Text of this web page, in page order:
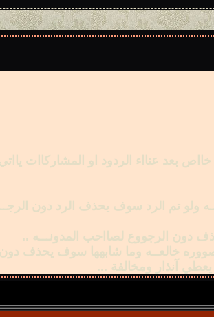
خااص بعد عنااء الردود او المشاركاات
ولو تم الرد سوف يحذف الرد دون
آنذار ومخالفة ...